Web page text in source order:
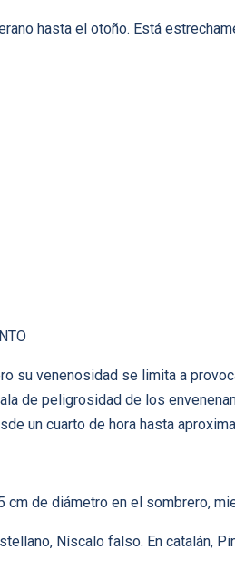
hasta el otoño. Está
su venenosidad se limita a
de peligrosidad de los
un cuarto de hora hasta
cm de diámetro en el sombrero,
Níscalo falso. En catalán,